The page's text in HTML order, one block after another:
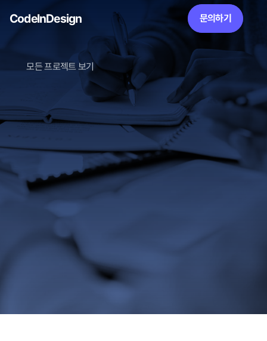
CodeInDesign 문의하기
모든 프로젝트 보기
JCEDU 메디관
JC EDU 메디관 의약학계열 편입 전문 웹사이트 구축, 국내 의치약한
수 편입의 새로운 기준 - 맞춤형 프리미엄 입시 솔루션
Lauch25.02.18Client(주) JCEDU